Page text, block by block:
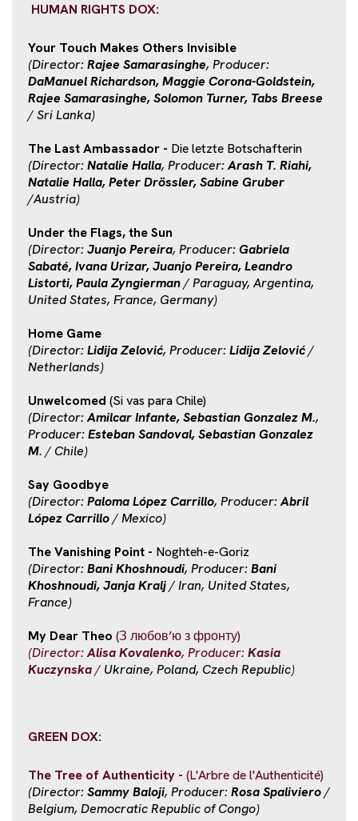
HUMAN RIGHTS DOX:
Your Touch Makes Others Invisible
(Director:Rajee Samarasinghe, Producer:
DaManuel Richardson, Maggie Corona-Goldstein,
Rajee Samarasinghe, Solomon Turner, Tabs Breese
/ Sri Lanka)
The Last Ambassador - Die letzte Botschafterin
(Director:Natalie Halla, Producer:Arash T. Riahi,
Natalie Halla, Peter Drössler, Sabine Gruber
/Austria)
Under the Flags, the Sun
(Director:Juanjo Pereira, Producer:Gabriela
Sabaté, Ivana Urizar, Juanjo Pereira, Leandro
Listorti, Paula Zyngierman/ Paraguay, Argentina,
United States, France, Germany)
Home Game
(Director:Lidija Zelović, Producer:Lidija Zelović/
Netherlands)
Unwelcomed (Si vas para Chile)
(Director:Amilcar Infante, Sebastian Gonzalez M.,
Producer:Esteban Sandoval, Sebastian Gonzalez
M. / Chile)
Say Goodbye
(Director:Paloma López Carrillo, Producer:Abril
López Carrillo/ Mexico)
The Vanishing Point - Noghteh-e-Goriz
(Director:Bani Khoshnoudi, Producer:Bani
Khoshnoudi, Janja Kralj/ Iran, United States,
France)
My Dear Theo (З любов’ю з фронту)
(Director:Alisa Kovalenko, Producer:Kasia
Kuczynska/ Ukraine, Poland, Czech Republic)
GREEN DOX:
The Tree of Authenticity - (L'Arbre de l'Authenticité)
(Director:Sammy Baloji, Producer:Rosa Spaliviero/
Belgium, Democratic Republic of Congo)